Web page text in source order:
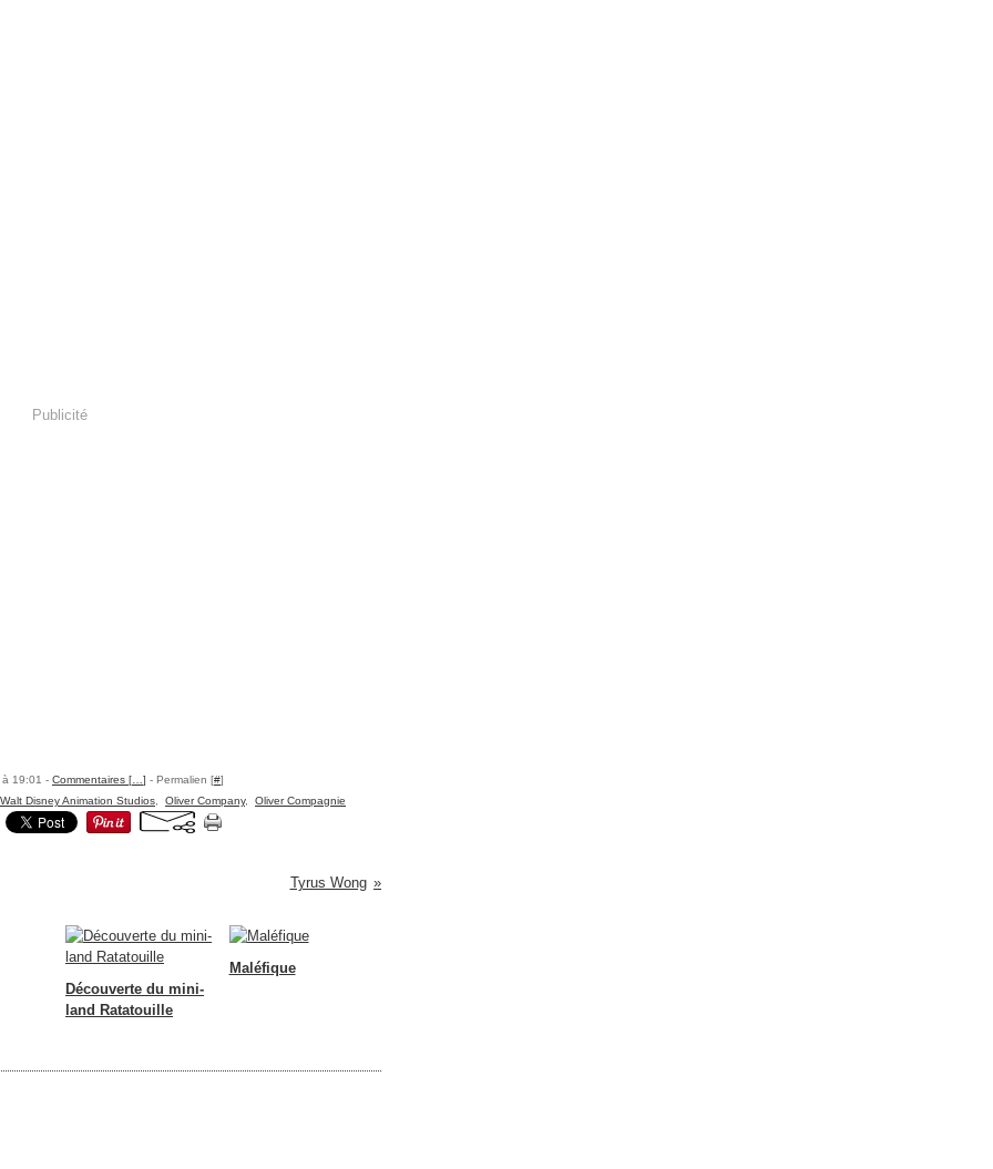
Publicité
à 19:01 - Commentaires [ ] - Permalien [#]
Walt Disney Animation Studios Oliver Company, Oliver Compagnie
Tyrus Wong
Découverte du mini-
land Ratatouille
Maléfique